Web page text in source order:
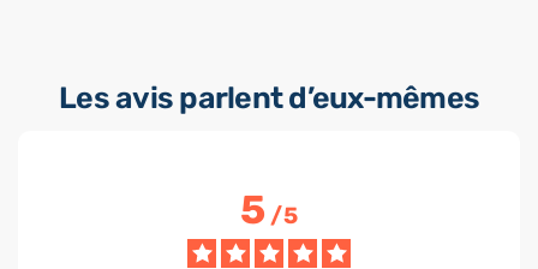
Les avis parlent d’eux-mêmes
5/5